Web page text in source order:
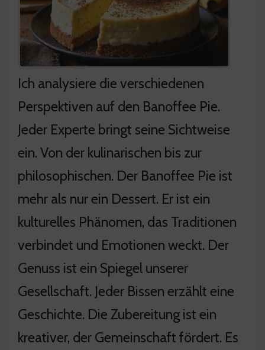
Ich analysiere die verschiedenen
Perspektiven auf den Banoffee Pie.
Jeder Experte bringt seine Sichtweise
ein. Von der kulinarischen bis zur
philosophischen. Der Banoffee Pie ist
mehr als nur ein Dessert. Er ist ein
kulturelles Phänomen, das Traditionen
verbindet und Emotionen weckt. Der
Genuss ist ein Spiegel unserer
Gesellschaft. Jeder Bissen erzählt eine
Geschichte. Die Zubereitung ist ein
kreativer, der Gemeinschaft fördert. Es